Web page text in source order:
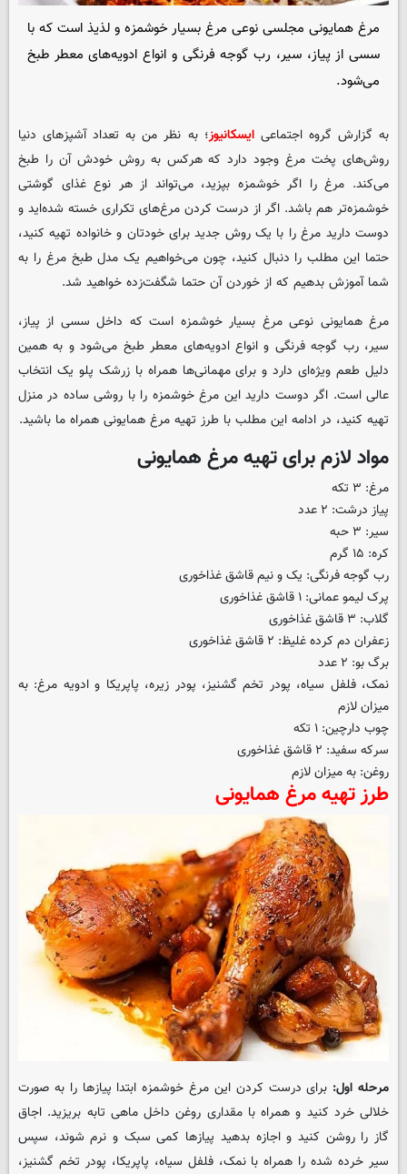
مرغ همایونی مجلسی نوعی مرغ بسیار خوشمزه و لذیذ است که با
سسی از پیاز، سیر، رب گوجه فرنگی و انواع ادویه‌های معطر طبخ
می‌شود.
به گزارش گروه اجتماعیایسکانیوز؛ به نظر من به تعداد آشپزهای دنیا
روش‌های پخت مرغ وجود دارد که هرکس به روش خودش آن را طبخ
می‌کند. مرغ را اگر خوشمزه بپزید، می‌تواند از هر نوع غذای گوشتی
خوشمزه‌تر هم باشد. اگر از درست کردن مرغ‌های تکراری خسته شده‌اید و
دوست دارید مرغ را با یک روش جدید برای خودتان و خانواده تهیه کنید،
حتما این مطلب را دنبال کنید، چون می‌خواهیم یک مدل طبخ مرغ را به
شما آموزش بدهیم که از خوردن آن حتما شگفت‌زده خواهید شد.
مرغ همایونی نوعی مرغ بسیار خوشمزه است که داخل سسی از پیاز،
سیر، رب گوجه فرنگی و انواع ادویه‌های معطر طبخ می‌شود و به همین
دلیل طعم ویژه‌ای دارد و برای مهمانی‌ها همراه با زرشک پلو یک انتخاب
عالی است. اگر دوست دارید این مرغ خوشمزه را با روشی ساده در منزل
تهیه کنید، در ادامه این مطلب با طرز تهیه مرغ همایونی همراه ما باشید.
مواد لازم برای تهیه مرغ همایونی
مرغ: ۳ تکه
پیاز درشت: ۲ عدد
سیر: ۳ حبه
کره: ۱۵ گرم
رب گوجه فرنگی: یک و نیم قاشق غذاخوری
پرک لیمو عمانی: ۱ قاشق غذاخوری
گلاب: ۳ قاشق غذاخوری
زعفران دم کرده غلیظ: ۲ قاشق غذاخوری
برگ بو: ۲ عدد
نمک، فلفل سیاه، پودر تخم گشنیز، پودر زیره، پاپریکا و ادویه مرغ: به
میزان لازم
چوب دارچین: ۱ تکه
سرکه سفید: ۲ قاشق غذاخوری
روغن: به میزان لازم
طرز تهیه مرغ همایونی
مرحله اول: برای درست کردن این مرغ خوشمزه ابتدا پیازها را به صورت
خلالی خرد کنید و همراه با مقداری روغن داخل ماهی تابه بریزید. اجاق
گاز را روشن کنید و اجازه بدهید پیازها کمی سبک و نرم شوند، سپس
سیر خرده شده را همراه با نمک، فلفل سیاه، پاپریکا، پودر تخم گشنیز،